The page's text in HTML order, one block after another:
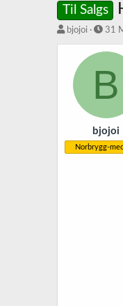
Til Salgs
T
e
r
bjojoi
S
a
t
o
31
B
bjojoi
Norbrygg-